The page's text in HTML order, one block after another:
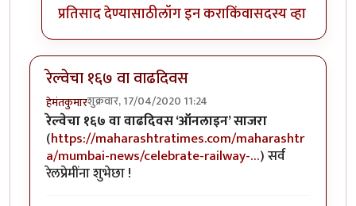
प्रतिसाद देण्यासाठीलॉग इन कराकिंवासदस्य व्हा
रेल्वेचा १६७ वा वाढदिवस
हेमंतकुमारशुक्रवार, 17/04/2020 11:24
रेल्वेचा १६७ वा वाढदिवस ‘ऑनलाइन’ साजरा
(https://maharashtratimes.com/maharashtr
a/mumbai-news/celebrate-railway-…) सर्व
रेलप्रेमींना शुभेछा !